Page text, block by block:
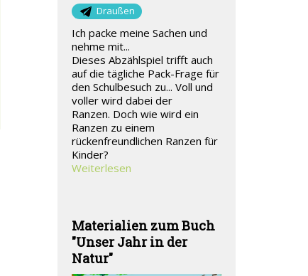
Draußen
Ich packe meine Sachen und
nehme mit...
Dieses Abzählspiel trifft auch
auf die tägliche Pack-Frage für
den Schulbesuch zu... Voll und
voller wird dabei der
Ranzen. Doch wie wird ein
Ranzen zu einem
rückenfreundlichen Ranzen für
Kinder?
Weiterlesen
Materialien zum Buch
"Unser Jahr in der
Natur"